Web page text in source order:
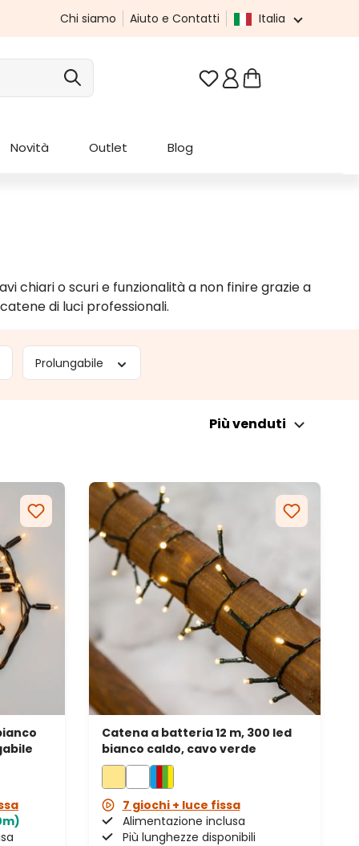
Chi siamo Aiuto e Contatti Italia
Hai 0 articoli nella
Novità Outlet Blog
chiari o scuri e funzionalità a non finire grazie a
di luci professionali.
Prolungabile
Più venduti
Catena a batteria 12 m, 300 led
bianco caldo, cavo verde
7 giochi + luce fissa
Alimentazione inclusa
Più lunghezze disponibili